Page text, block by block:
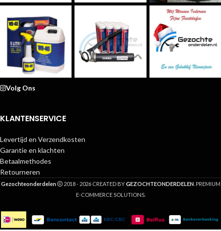
Volg Ons
KLANTENSERVICE
Levertijd en Verzendkosten
Garantie en klachten
Betaalmethodes
Retourneren
Gezochteonderdelen 2018 - 2026 CREATED BY GEZOCHTEONDERDELEN. PREMIUM
E-COMMERCE SOLUTIONS.